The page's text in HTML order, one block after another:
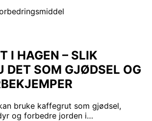
I HAGEN – SLIK
DET SOM GJØDSEL OG
bruke kaffegrut som gjødsel,
og forbedre jorden i…